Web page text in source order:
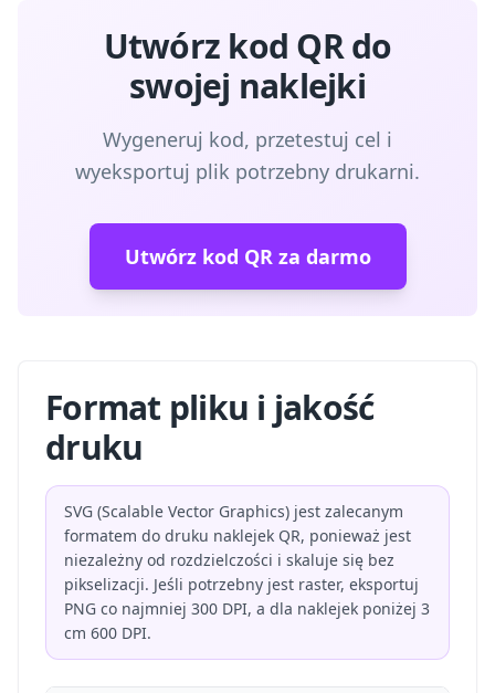
Utwórz kod QR do
swojej naklejki
Wygeneruj kod, przetestuj cel i
wyeksportuj plik potrzebny drukarni.
Utwórz kod QR za darmo
Format pliku i jakość
druku
SVG (Scalable Vector Graphics) jest zalecanym
formatem do druku naklejek QR, ponieważ jest
niezależny od rozdzielczości i skaluje się bez
pikselizacji. Jeśli potrzebny jest raster, eksportuj
PNG co najmniej 300 DPI, a dla naklejek poniżej 3
cm 600 DPI.